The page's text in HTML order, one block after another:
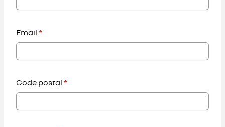
Email *
Code postal *